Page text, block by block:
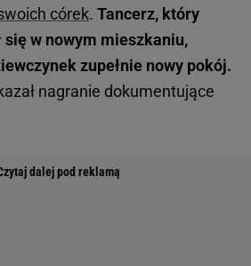
córek. Tancerz, który
się w nowym mieszkaniu,
zupełnie nowy pokój.
nagranie dokumentujące